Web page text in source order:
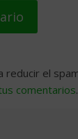
reducir el
comentarios.